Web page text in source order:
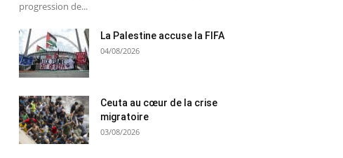
progression de...
La Palestine accuse la FIFA
04/08/2026
Ceuta au cœur de la crise
migratoire
03/08/2026